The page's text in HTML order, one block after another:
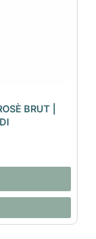
BRUT |